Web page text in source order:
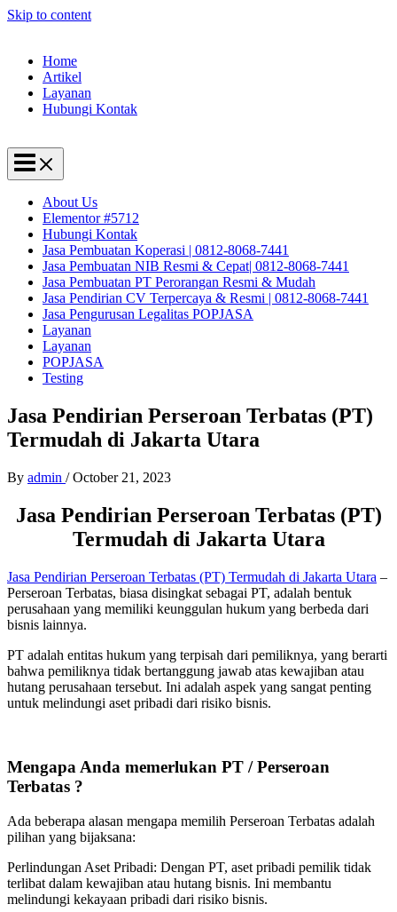
Skip to content
Home
Artikel
Layanan
Hubungi Kontak
About Us
Elementor #5712
Hubungi Kontak
Jasa Pembuatan Koperasi | 0812-8068-7441
Jasa Pembuatan NIB Resmi & Cepat| 0812-8068-7441
Jasa Pembuatan PT Perorangan Resmi & Mudah
Jasa Pendirian CV Terpercaya & Resmi | 0812-8068-7441
Jasa Pengurusan Legalitas POPJASA
Layanan
Layanan
POPJASA
Testing
Jasa Pendirian Perseroan Terbatas (PT)
Termudah di Jakarta Utara
By admin /October 21, 2023
Jasa Pendirian Perseroan Terbatas (PT)
Termudah di Jakarta Utara
Jasa Pendirian Perseroan Terbatas (PT) Termudah di Jakarta Utara –
Perseroan Terbatas, biasa disingkat sebagai PT, adalah bentuk
perusahaan yang memiliki keunggulan hukum yang berbeda dari
bisnis lainnya.
PT adalah entitas hukum yang terpisah dari pemiliknya, yang berarti
bahwa pemiliknya tidak bertanggung jawab atas kewajiban atau
hutang perusahaan tersebut. Ini adalah aspek yang sangat penting
untuk melindungi aset pribadi dari risiko bisnis.
Mengapa Anda memerlukan PT / Perseroan
Terbatas ?
Ada beberapa alasan mengapa memilih Perseroan Terbatas adalah
pilihan yang bijaksana:
Perlindungan Aset Pribadi: Dengan PT, aset pribadi pemilik tidak
terlibat dalam kewajiban atau hutang bisnis. Ini membantu
melindungi kekayaan pribadi dari risiko bisnis.